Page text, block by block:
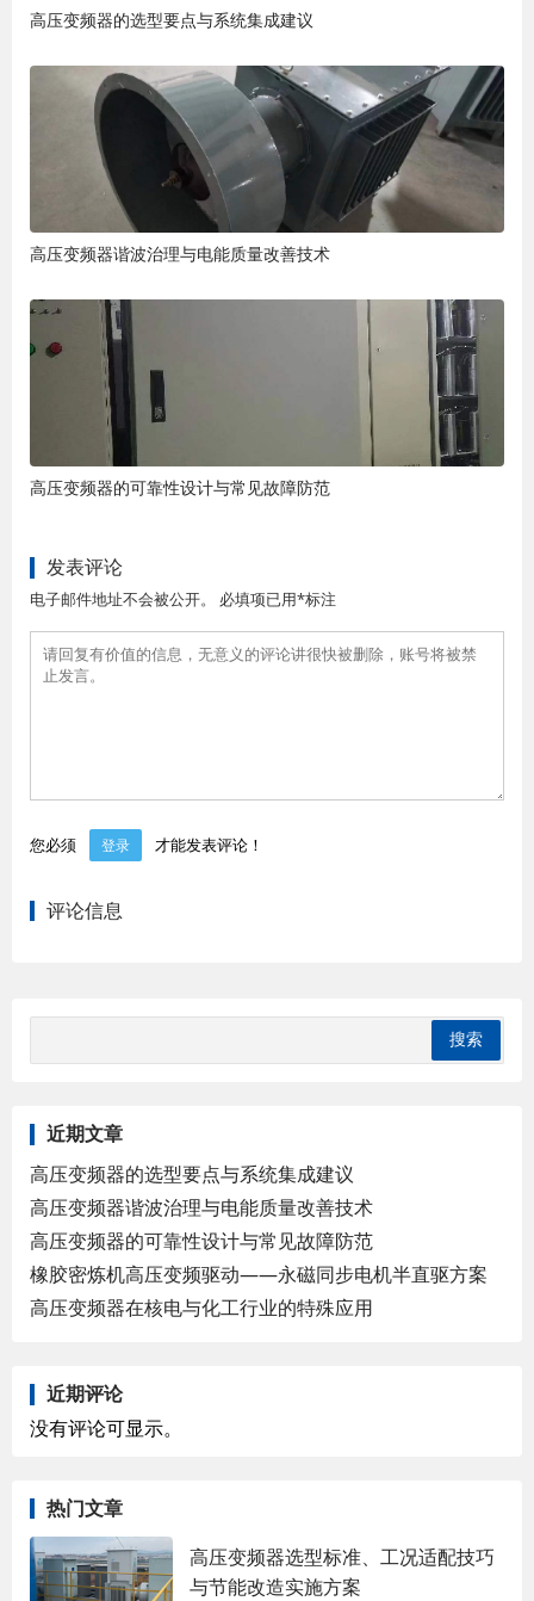
高压变频器的选型要点与系统集成建议
高压变频器谐波治理与电能质量改善技术
高压变频器的可靠性设计与常见故障防范
发表评论
电子邮件地址不会被公开。 必填项已用*标注
您必须 登录 才能发表评论！
评论信息
近期文章
高压变频器的选型要点与系统集成建议
高压变频器谐波治理与电能质量改善技术
高压变频器的可靠性设计与常见故障防范
橡胶密炼机高压变频驱动——永磁同步电机半直驱方案
高压变频器在核电与化工行业的特殊应用
近期评论
没有评论可显示。
热门文章
高压变频器选型标准、工况适配技巧
与节能改造实施方案